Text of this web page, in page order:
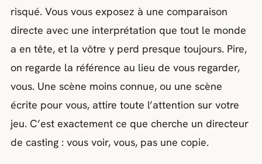
risqué. Vous vous exposez à une comparaison
directe avec une interprétation que tout le monde
a en tête, et la vôtre y perd presque toujours. Pire,
on regarde la référence au lieu de vous regarder,
vous. Une scène moins connue, ou une scène
écrite pour vous, attire toute l’attention sur votre
jeu. C’est exactement ce que cherche un directeur
de casting : vous voir, vous, pas une copie.